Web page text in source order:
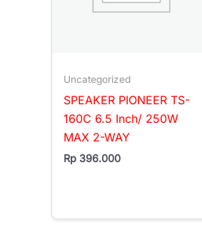
Uncategorized
SPEAKER PIONEER TS-
160C 6.5 Inch/ 250W
MAX 2-WAY
Rp 396.000